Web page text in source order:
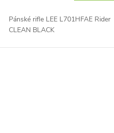
Pánské rifle LEE L701HFAE Rider
CLEAN BLACK